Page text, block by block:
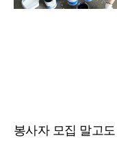
봉사자 모집 말고도